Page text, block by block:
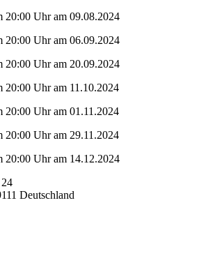
20:00 Uhr am 09.08.2024
20:00 Uhr am 06.09.2024
20:00 Uhr am 20.09.2024
20:00 Uhr am 11.10.2024
20:00 Uhr am 01.11.2024
20:00 Uhr am 29.11.2024
20:00 Uhr am 14.12.2024
Deutschland